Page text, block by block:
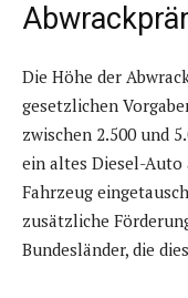
Die Höhe der
gesetzlichen
zwischen 2.500 und
ein altes Diesel-Auto
Fahrzeug
zusätzliche
Bundesländer, die